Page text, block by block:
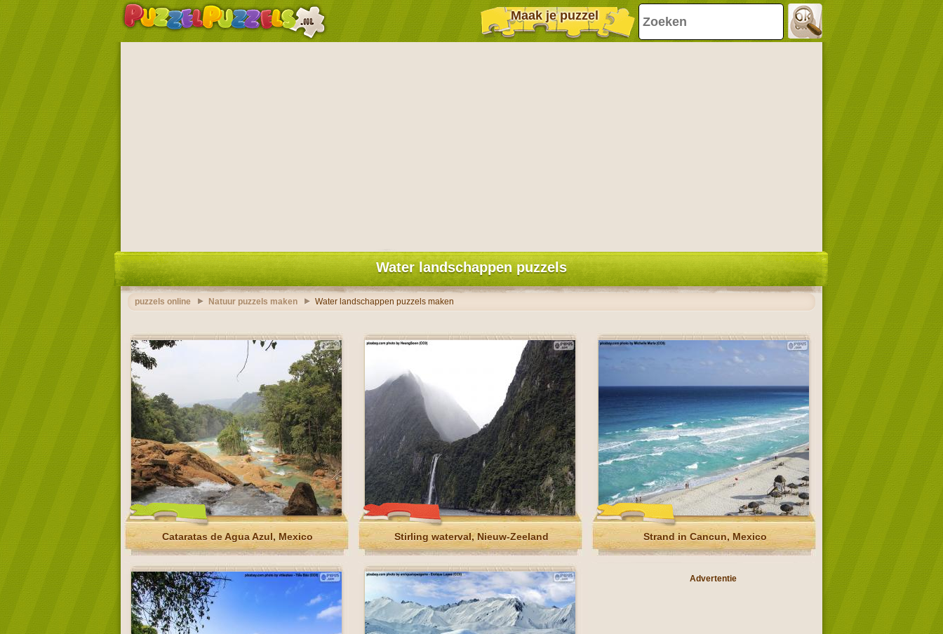
Maak je puzzel
Water landschappen puzzels
puzzels online Natuur puzzels maken Water landschappen puzzels maken
Cataratas de Agua Azul, Mexico Stirling waterval, Nieuw-Zeeland Strand in Cancun, Mexico
Advertentie